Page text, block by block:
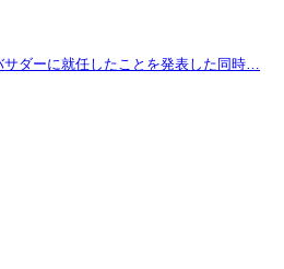
ダーに就任したことを発表した同時…